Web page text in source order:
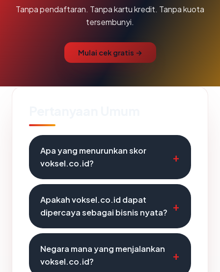
Tanpa pendaftaran. Tanpa kartu kredit. Tanpa kuota
tersembunyi.
Mulai cek gratis →
Apa yang menurunkan skor
voksel.co.id?
Apakah voksel.co.id dapat
dipercaya sebagai bisnis nyata?
Negara mana yang menjalankan
voksel.co.id?